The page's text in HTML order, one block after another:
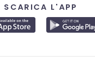
SCARICA L'APP